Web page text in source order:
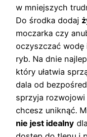
w mniejszych
Do środka dodaj
moczarka czy
oczyszczać wodę
ryb. Na dnie
który ułatwia
dala od
sprzyja
chcesz uniknąć.
nie jest idealny